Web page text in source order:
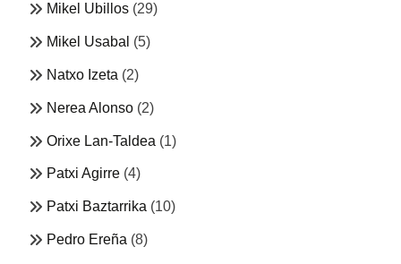
Mikel Ubillos (29)
Mikel Usabal (5)
Natxo Izeta (2)
Nerea Alonso (2)
Orixe Lan-Taldea (1)
Patxi Agirre (4)
Patxi Baztarrika (10)
Pedro Ereña (8)